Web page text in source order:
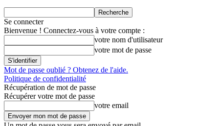
Se connecter
Bienvenue ! Connectez-vous à votre compte :
votre nom d'utilisateur
votre mot de passe
Mot de passe oublié ? Obtenez de l'aide.
Politique de confidentialité
Récupération de mot de passe
Récupérer votre mot de passe
votre email